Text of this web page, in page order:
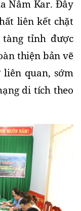
Nâm Kar. Đây
liên kết chặt
tỉnh được
thiện bản vẽ
liên quan, sớm
di tích theo